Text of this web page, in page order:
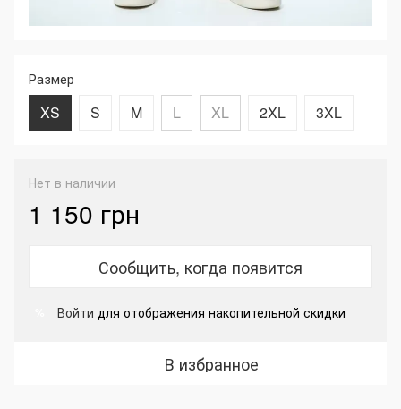
Размер
XS S M L XL 2XL 3XL
Нет в наличии
1 150 грн
Сообщить, когда появится
Войти для отображения накопительной скидки
В избранное